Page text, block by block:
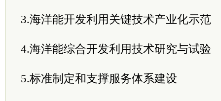
3.海洋能开发利用关键技术产业化示范
4.海洋能综合开发利用技术研究与试
5.标准制定和支撑服务体系建设